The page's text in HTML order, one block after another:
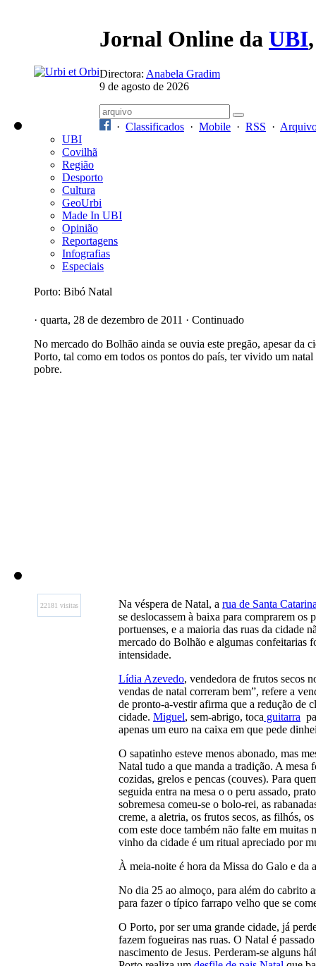
Jornal Online da UBI
Directora: Anabela Gradim
9 de agosto de 2026
· Classificados · Mobile · RSS ·
UBI
Covilhã
Região
Desporto
Cultura
GeoUrbi
Made In UBI
Opinião
Reportagens
Infografias
Especiais
Porto: Bibó Natal
· quarta, 28 de dezembro de 2011 · Continuado
No mercado do Bolhão ainda se ouvia este pregão, apesar da
Porto, tal como em todos os pontos do país, ter vivido um natal
pobre.
22181 visitas Na véspera de Natal, a rua de Santa
se deslocassem à baixa para comprarem
portuenses, e a maioria das ruas da cidade
mercado do Bolhão e algumas confeitarias
intensidade.
Lídia Azevedo, vendedora de frutos secos
vendas de natal correram bem”, refere a
de pronto-a-vestir afirma que a redução de
cidade. Miguel, sem-abrigo, toca guitarra
apenas um euro na caixa em que pede
O sapatinho esteve menos abonado, mas
Natal tudo a que manda a tradição. A mesa
cozidas, grelos e pencas (couves). Para
seguida entra na mesa o o peru assado,
sobremesa comeu-se o bolo-rei, as
creme, a aletria, os frutos secos, as filhós,
com este doce também não falte em muitas
vinho da cidade é um ritual apreciado por
À meia-noite é hora da Missa do Galo e da
No dia 25 ao almoço, para além do cabrito
para fazer o típico farrapo velho que se
O Porto, por ser uma grande cidade, já
fazem fogueiras nas ruas. O Natal é
nascimento de Jesus. Perderam-se alguns